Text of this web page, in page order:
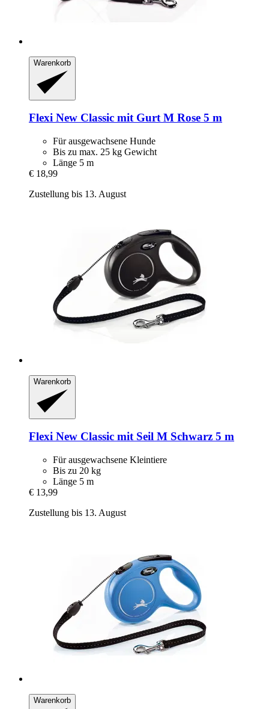
Warenkorb
Flexi New Classic mit Gurt M Rose 5 m
Für ausgewachsene Hunde
Bis zu max. 25 kg Gewicht
Länge 5 m
€ 18,99
Zustellung bis 13. August
Warenkorb
Flexi New Classic mit Seil M Schwarz 5 m
Für ausgewachsene Kleintiere
Bis zu 20 kg
Länge 5 m
€ 13,99
Zustellung bis 13. August
Warenkorb